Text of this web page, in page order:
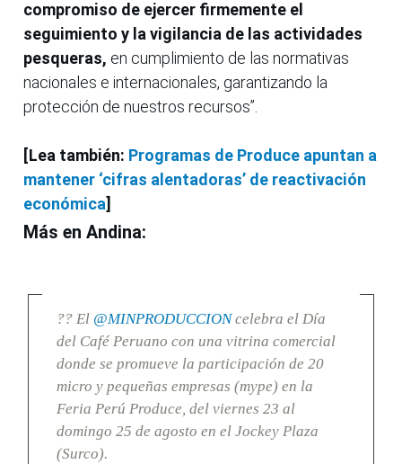
compromiso de ejercer firmemente el
seguimiento y la vigilancia de las actividades
pesqueras, en cumplimiento de las normativas
nacionales e internacionales, garantizando la
protección de nuestros recursos”.
[Lea también: Programas de Produce apuntan a
mantener ‘cifras alentadoras’ de reactivación
económica]
Más en Andina:
?? El @MINPRODUCCIONcelebra el Día
del Café Peruano con una vitrina comercial
donde se promueve la participación de 20
micro y pequeñas empresas (mype) en la
Feria Perú Produce, del viernes 23 al
domingo 25 de agosto en el Jockey Plaza
(Surco).